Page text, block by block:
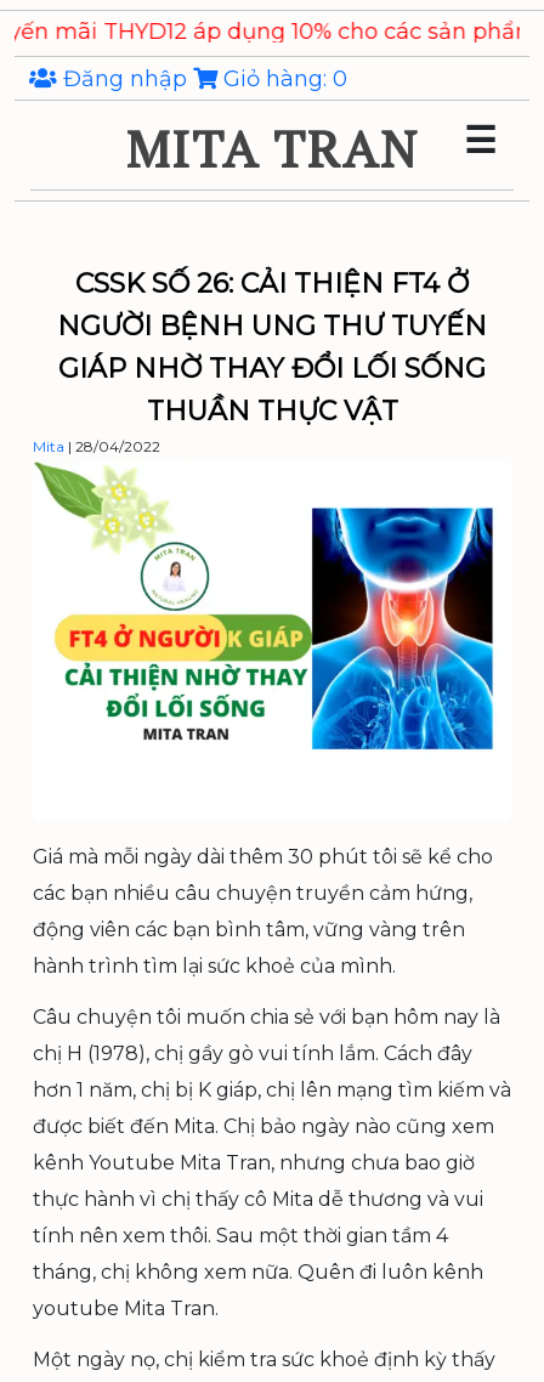
Skip
to
the
content
áp dụng 10% cho các sản phẩm Chiết xuất
Đăng nhập
Giỏ hàng: 0
MITA TRAN ☰
CSSK SỐ 26: CẢI THIỆN FT4 Ở
NGƯỜI BỆNH UNG THƯ TUYẾN
GIÁP NHỜ THAY ĐỔI LỐI SỐNG
THUẦN THỰC VẬT
Mita | 28/04/2022
Giá mà mỗi ngày dài thêm 30 phút tôi sẽ kể cho
các bạn nhiều câu chuyện truyền cảm hứng,
động viên các bạn bình tâm, vững vàng trên
hành trình tìm lại sức khoẻ của mình.
Câu chuyện tôi muốn chia sẻ với bạn hôm nay là
chị H (1978), chị gầy gò vui tính lắm. Cách đây
hơn 1 năm, chị bị K giáp, chị lên mạng tìm kiếm và
được biết đến Mita. Chị bảo ngày nào cũng xem
kênh Youtube Mita Tran, nhưng chưa bao giờ
thực hành vì chị thấy cô Mita dễ thương và vui
tính nên xem thôi. Sau một thời gian tầm 4
tháng, chị không xem nữa. Quên đi luôn kênh
youtube Mita Tran.
Một ngày nọ, chị kiểm tra sức khoẻ định kỳ thấy